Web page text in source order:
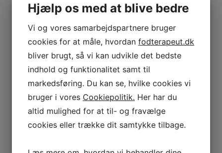
Studerende
Studiemedlemskab
Medlemsfordele for studerende
Dit første job
Historien bag emblemet
Om os
Danske Fodterapeuter
Om foreningen
Vores historie
Bestyrelsen
Medarbejdere
Frivilliggrupper
Mærkesager
Hjælp os med at blive bedre
Vi og vores samarbejdspartnere bruger
cookies for at måle, hvordan fodterapeut.dk
bliver brugt, så vi kan udvikle det bedste
indhold og funktionalitet samt til
markedsføring. Du kan se, hvilke cookies vi
bruger i vores Cookiepolitik. Her har du
altid mulighed for at til- og fravælge
cookies eller trække dit samtykke tilbage.